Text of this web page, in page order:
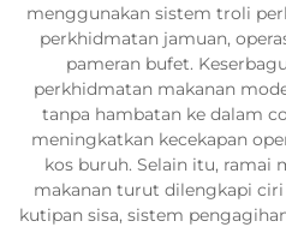
menggunakan sistem troli
perkhidmatan jamuan,
pameran bufet.
perkhidmatan makanan
tanpa hambatan ke dalam
meningkatkan kecekapan
kos buruh. Selain itu,
makanan turut dilengkapi
kutipan sisa, sistem